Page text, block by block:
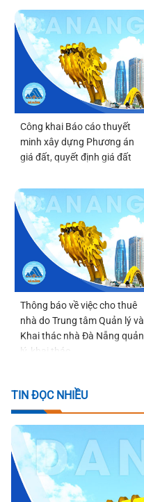
Công khai Báo cáo thuyết
minh xây dựng Phương án
giá đất, quyết định giá đất
Thông báo về việc cho thuê
nhà do Trung tâm Quản lý và
Khai thác nhà Đà Nẵng quản
lý, khai thác
TIN ĐỌC NHIỀU